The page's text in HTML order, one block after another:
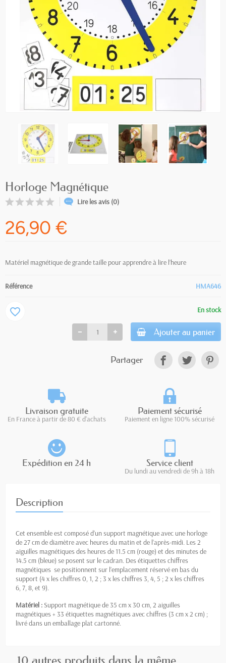
Horloge Magnétique
Lire les avis (0)
26,90 €
Matériel magnétique de grande taille pour apprendre à lire l’heure
Référence HMA646
En stock
Ajouter au panier
favorite_border
Partager
Livraison gratuite
En France à partir de 80 € d'achats
Paiement sécurisé
Paiement en ligne 100% sécurisé
Expédition en 24 h Service client
Du lundi au vendredi de 9h à 18h
Description
Cet ensemble est composé d’un support magnétique avec une horloge
de 27 cm de diamètre avec heures du matin et de l’après-midi. Les 2
aiguilles magnétiques des heures de 11.5 cm (rouge) et des minutes de
14.5 cm (bleue) se posent sur le cadran. Des étiquettes chiffres
magnétiques se positionnent sur l’emplacement réservé en bas du
support (4 x les chiffres 0, 1, 2 ; 3 x les chiffres 3, 4, 5 ; 2 x les chiffres
6, 7, 8, et 9).
Matériel :Support magnétique de 35 cm x 30 cm, 2 aiguilles
magnétiques + 33 étiquettes magnétiques avec chiffres (3 cm x 2 cm) ;
livré dans un emballage plat cartonné.